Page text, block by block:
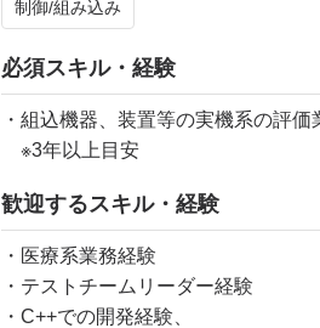
制御/組み込み
必須スキル・経験
・組込機器、装置等の実機系の評価
※3年以上目安
歓迎するスキル・経験
・医療系業務経験
・テストチームリーダー経験
・C++での開発経験、